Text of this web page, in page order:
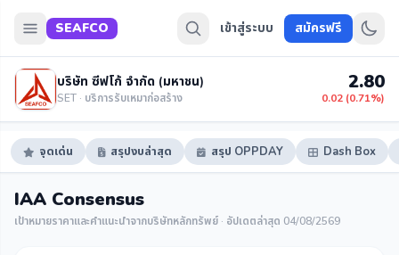
SEAFCO เข้าสู่ระบบ สมัครฟรี
บริษัท ซีฟโก้ จำกัด (มหาชน)
SET · บริการรับเหมาก่อสร้าง
2.80
0.02 (0.71%)
จุดเด่น สรุปงบล่าสุด สรุป OPPDAY Dash Box
IAA Consensus
เป้าหมายราคาและคำแนะนำจากบริษัทหลักทรัพย์ · อัปเดตล่าสุด 04/08/2569